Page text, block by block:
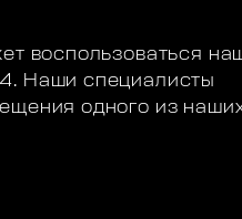
воспользоваться
Наши специалисты
одного из